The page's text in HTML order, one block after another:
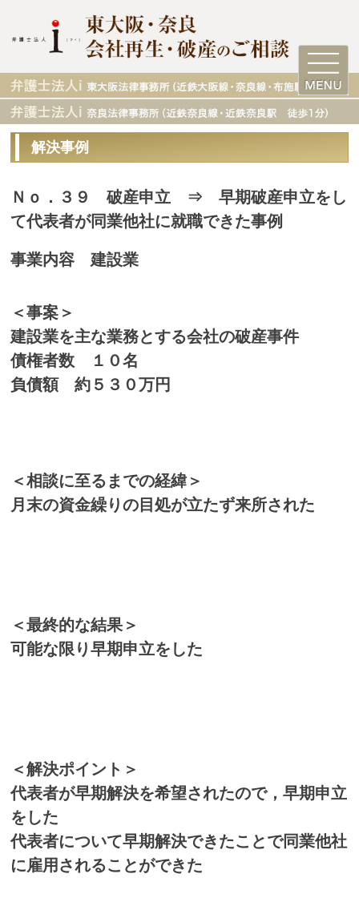
解決事例
Ｎｏ．３９ 破産申立 ⇒ 早期破産申立をし
て代表者が同業他社に就職できた事例
事業内容 建設業
＜事案＞
建設業を主な業務とする会社の破産事件
債権者数 １０名
負債額 約５３０万円
＜相談に至るまでの経緯＞
月末の資金繰りの目処が立たず来所された
＜最終的な結果＞
可能な限り早期申立をした
＜解決ポイント＞
代表者が早期解決を希望されたので，早期申立
をした
代表者について早期解決できたことで同業他社
に雇用されることができた